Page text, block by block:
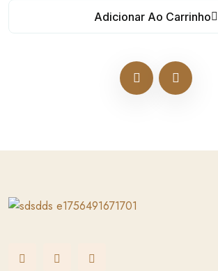
Adicionar Ao Carrinho